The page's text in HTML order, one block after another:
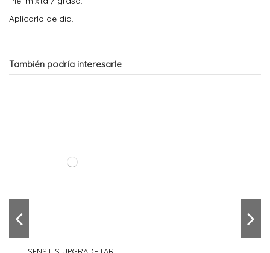
Aplicarlo de día.
También podría interesarle